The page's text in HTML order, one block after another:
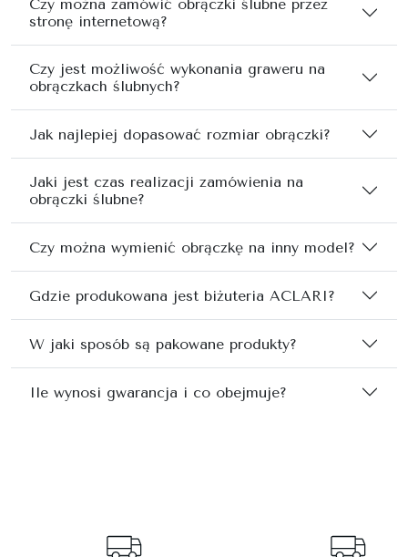
Czy można zamówić obrączki ślubne przez
stronę internetową?
Czy jest możliwość wykonania graweru na
obrączkach ślubnych?
Jak najlepiej dopasować rozmiar obrączki?
Jaki jest czas realizacji zamówienia na
obrączki ślubne?
Czy można wymienić obrączkę na inny model?
Gdzie produkowana jest biżuteria ACLARI?
W jaki sposób są pakowane produkty?
Ile wynosi gwarancja i co obejmuje?